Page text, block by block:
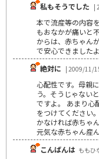
私もそうでした |
本で流産等の内容
もおなかが痛いと
からは、赤ちゃん
で安心できましたよ
絶対に | 2009/11/
心配性です。母親
う。そうじゃない
ですよ。 あまり心
をつけてください
かなければ赤ちゃ
元気な赤ちゃん産
こんばんは ももひ